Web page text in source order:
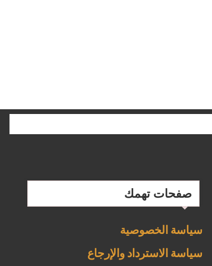
صفحات تهمك
سياسة الخصوصية
سياسة الاسترداد والإرجاع